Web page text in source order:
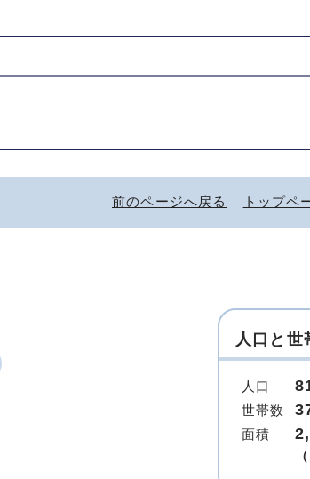
前のページへ戻る トップペ
人口と世
人口
世帯数
面積